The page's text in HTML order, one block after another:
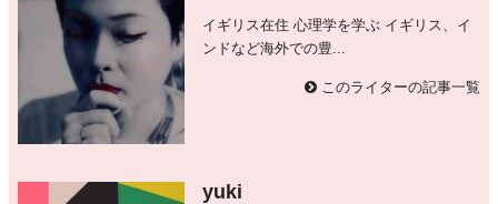
イギリス在住 心理学を学ぶ イギリス、イ
ンドなど海外での豊...
このライターの記事一覧
yuki